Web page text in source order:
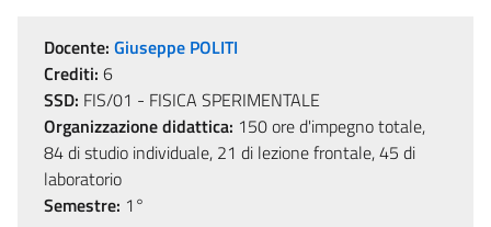
Docente: Giuseppe POLITI
Crediti: 6
SSD: FIS/01 - FISICA SPERIMENTALE
Organizzazione didattica: 150 ore d'impegno totale,
84 di studio individuale, 21 di lezione frontale, 45 di
laboratorio
Semestre: 1°